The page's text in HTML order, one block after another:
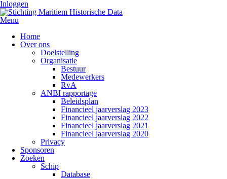
Inloggen
Menu
Home
Over ons
Doelstelling
Organisatie
Bestuur
Medewerkers
RvA
ANBI rapportage
Beleidsplan
Financieel jaarverslag 2023
Financieel jaarverslag 2022
Financieel jaarverslag 2021
Financieel jaarverslag 2020
Privacy
Sponsoren
Zoeken
Schip
Database